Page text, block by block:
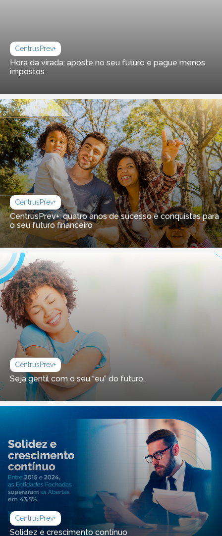
CentrusPrev+
Hora da virada: aposte no seu futuro e pague menos
impostos.
CentrusPrev+
CentrusPrev+: quatro anos de sucesso e conquistas para
o seu futuro financeiro
CentrusPrev+
Seja gentil com o seu “eu” do futuro.
CentrusPrev+
Solidez e crescimento contínuo